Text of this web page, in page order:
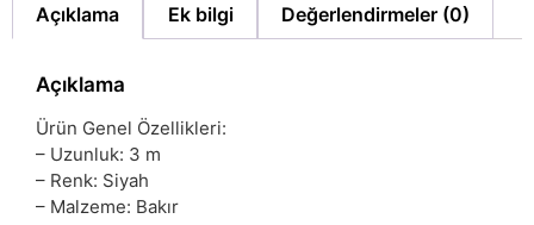
Açıklama Ek bilgi Değerlendirmeler (0)
Açıklama
Ürün Genel Özellikleri:
– Uzunluk: 3 m
– Renk: Siyah
– Malzeme: Bakır